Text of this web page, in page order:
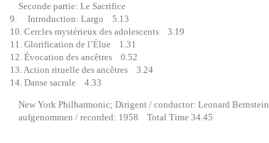
Seconde partie: Le Sacrifice
9. Introduction: Largo 5.13
10. Cercles mystérieux des adolescents 3.19
11. Glorification de l’Élue 1.31
12. Évocation des ancêtres 0.52
13. Action rituelle des ancêtres 3.24
14. Danse sacrale 4.33
New York Philharmonic; Dirigent / conductor: Leonard Bernstein
aufgenommen / recorded: 1958 Total Time 34.45